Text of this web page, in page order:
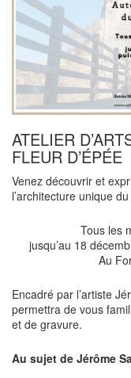
ATELIER
FLEUR D’ÉPÉE
Venez découvrir et
l’architecture unique
Tous les
jusqu’au 18
Au
Encadré par l’artiste
permettra de vous
et de gravure.
Au sujet de Jérôme